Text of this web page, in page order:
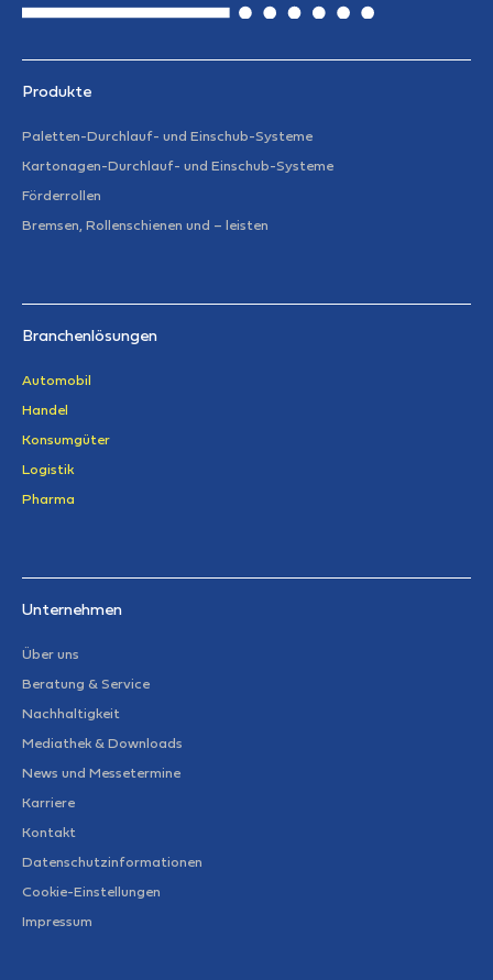
Produkte
Paletten-Durchlauf- und Einschub-Systeme
Kartonagen-Durchlauf- und Einschub-Systeme
Förderrollen
Bremsen, Rollenschienen und – leisten
Branchenlösungen
Automobil
Handel
Konsumgüter
Logistik
Pharma
Unternehmen
Über uns
Beratung & Service
Nachhaltigkeit
Mediathek & Downloads
News und Messetermine
Karriere
Kontakt
Datenschutzinformationen
Cookie-Einstellungen
Impressum